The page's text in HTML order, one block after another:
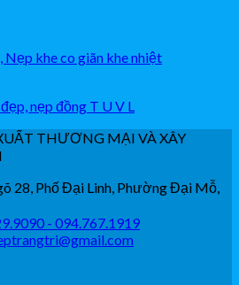
khe co giãn khe nhiệt
nẹp đồng T U V L
THƯƠNG MẠI VÀ XÂY
28, Phố Đại Linh, Phường Đại Mỗ,
- 094.767.1919